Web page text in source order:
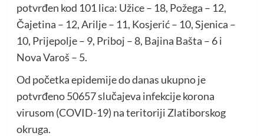
potvrđen kod 101 lica: Užice – 18, Požega – 12,
Čajetina – 12, Arilje – 11, Kosjerić – 10, Sjenica –
10, Prijepolje – 9, Priboj – 8, Bajina Bašta – 6 i
Nova Varoš – 5.
Od početka epidemije do danas ukupno je
potvrđeno 50657 slučajeva infekcije korona
virusom (COVID-19) na teritoriji Zlatiborskog
okruga.